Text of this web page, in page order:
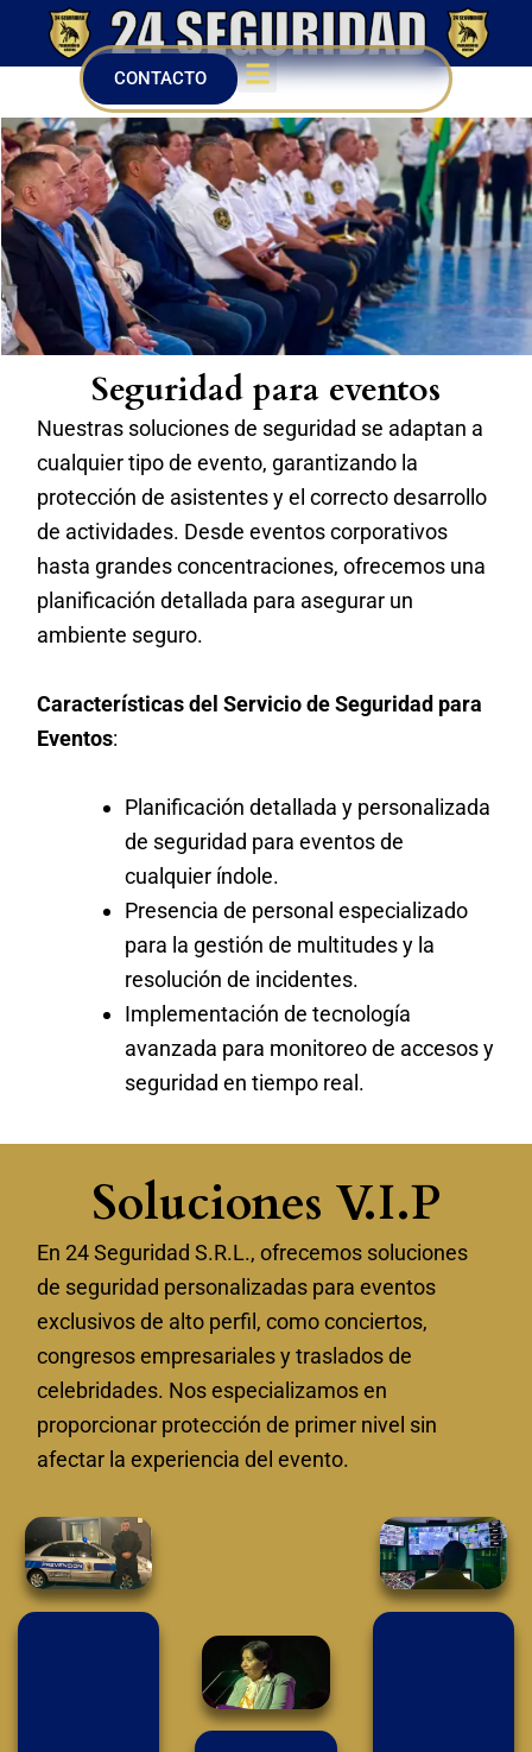
contenido
CONTACTO Menu
Seguridad para eventos
Nuestras soluciones de seguridad se adaptan a
cualquier tipo de evento, garantizando la
protección de asistentes y el correcto desarrollo
de actividades. Desde eventos corporativos
hasta grandes concentraciones, ofrecemos una
planificación detallada para asegurar un
ambiente seguro.
Características del Servicio de Seguridad para
Eventos:
Planificación detallada y personalizada
de seguridad para eventos de
cualquier índole.
Presencia de personal especializado
para la gestión de multitudes y la
resolución de incidentes.
Implementación de tecnología
avanzada para monitoreo de accesos y
seguridad en tiempo real.
Soluciones V.I.P
En 24 Seguridad S.R.L., ofrecemos soluciones
de seguridad personalizadas para eventos
exclusivos de alto perfil, como conciertos,
congresos empresariales y traslados de
celebridades. Nos especializamos en
proporcionar protección de primer nivel sin
afectar la experiencia del evento.